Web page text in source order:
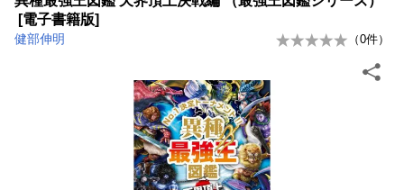
[電子書籍版]
健部伸明 （0件）